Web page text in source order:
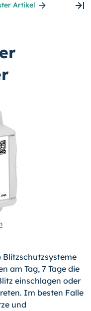
Artikel
Blitzschutzsysteme
am Tag, 7 Tage die
einschlagen oder
Im besten Falle
und